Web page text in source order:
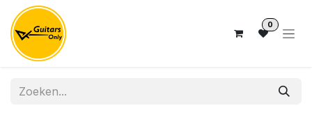
Overslaan naar inhoud
0